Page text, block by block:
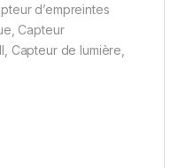
d’empreintes
Capteur
Capteur de lumière,